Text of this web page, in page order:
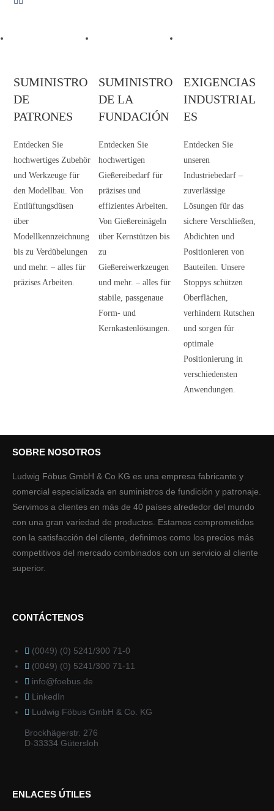
SUMINISTRO
DE
PATRONES
Entdecken Sie
hochwertiges Zubehör
und Werkzeuge für
den Modellbau. Von
Entlüftungsdüsen
über
Modellkennzeichnung
bis zu Verdübelungen
und mehr. – alles für
präzises Arbeiten.
SUMINISTRO
DE LA
FUNDACIÓN
Entdecken Sie
hochwertigen
Gießereibedarf für
präzises und
effizientes Arbeiten.
Von Gießereinägeln
über Kernstützen bis
zu
Gießereiwerkzeugen
und mehr. – alles für
stabile, passgenaue
Form- und
Kernkastenlösungen.
EXIGENCIAS
INDUSTRIAL
ES
Entdecken Sie
unseren
Industriebedarf –
zuverlässige
Lösungen für das
sichere Verschließen,
Abdichten und
Positionieren von
Bauteilen. Unsere
Stoppys schützen
Oberflächen,
verhindern Rutschen
und sorgen für
optimale
Positionierung in
verschiedensten
Anwendungen.
SOBRE NOSOTROS
Ludwig Föbus GmbH & Co KG es una empresa fabricante y
comercial especializada en suministros de fundición y patronaje.
Servimos a clientes en más de 40 países alrededor del mundo
con una gran variedad de productos. Estamos comprometidos
con la satisfacción del cliente, definimos como los precios más
competitivos del mercado combinados con un servicio al cliente
superior.
CONTÁCTENOS
(0049) (0) 5241/300 71-0
(0049) (0) 5241/300 71-11
info@foebus.de
LinkedIn
Ludwig Föbus GmbH & Co. KG
Brockhägerstr. 276
D-33334 Gütersloh
ENLACES ÚTILES